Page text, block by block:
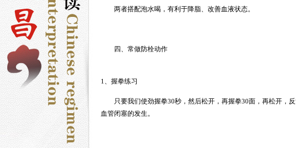
两者搭配泡水喝，有利于降脂、改善血液状态。
四、常做防栓动作
1、握拳练习
只要我们使劲握拳30秒，然后松开，再握拳30面，再松开，
血管闭塞的发生。